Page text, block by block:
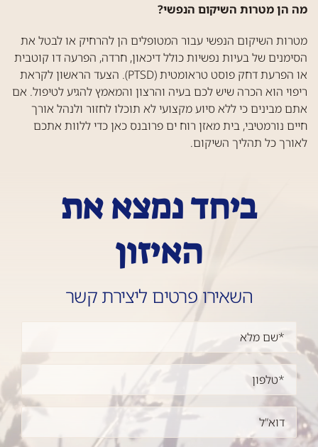
מה הן מטרות השיקום הנפשי?
מטרות השיקום הנפשי עבור המטופלים הן להרחיק או לבטל את
הסימנים של בעיות נפשיות כולל דיכאון, חרדה, הפרעה דו קוטבית
או הפרעת דחק פוסט טראומטית (PTSD). הצעד הראשון לקראת
ריפוי הוא הכרה שיש לכם בעיה והרצון והמאמץ להגיע לטיפול. אם
אתם מבינים כי ללא סיוע מקצועי לא תוכלו לחזור ולנהל אורך
חיים נורמטיבי, בית מאזן רוח ים פרובנס כאן כדי ללוות אתכם
לאורך כל תהליך השיקום.
ביחד נמצא את
האיזון
השאירו פרטים ליצירת קשר